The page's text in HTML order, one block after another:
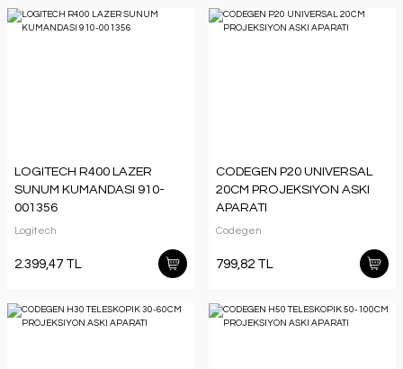
LOGITECH R400 LAZER
SUNUM KUMANDASI 910-
001356
Logitech
2.399,47 TL
CODEGEN P20 UNIVERSAL
20CM PROJEKSIYON ASKI
APARATI
Codegen
799,82 TL